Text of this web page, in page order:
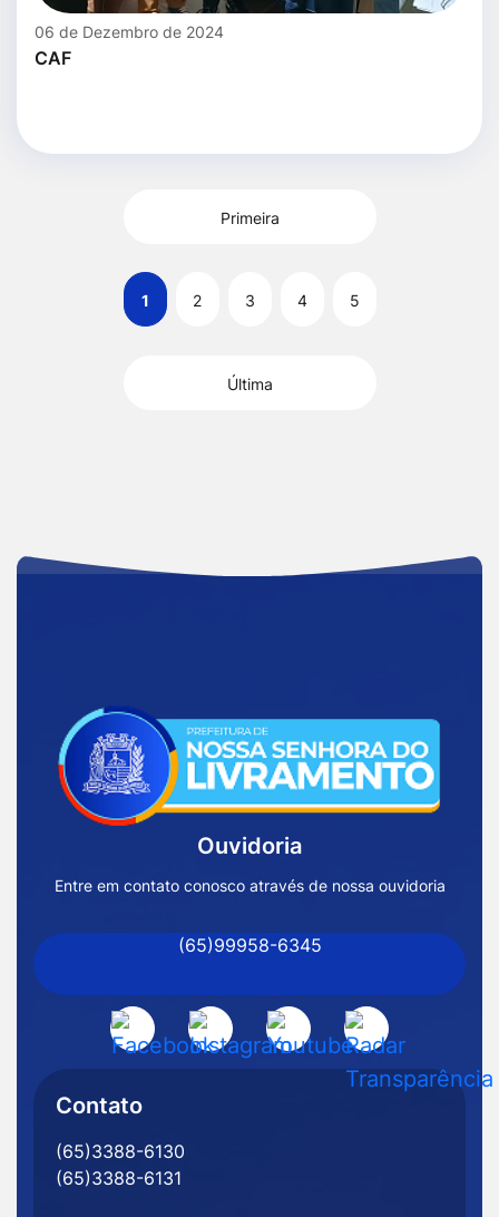
06 de Dezembro de 2024
CAF
Primeira
1 2 3 4 5
Última
Acessar
Página
Inicial
de
Senhora
do
Livramento
MT
Acessar
a
Social
Facebook
Acessar
a
Acessar
a
Acessar
a
Rede
Ouvidoria
Entre em contato conosco através de nossa ouvidoria
(65)99958-6345
Contato
(65)3388-6130
(65)3388-6131